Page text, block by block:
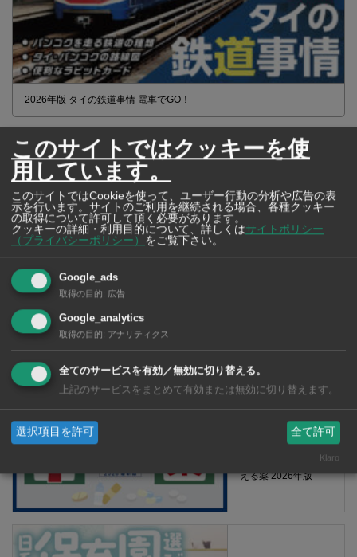
2026年版 タイの鉄道事情 電車でGO！
【タイ・バンコク】 マルシェトンロー内の「TOPS」で買える薬
【タイ・バンコ
ク】 コンビニ（セ
ブンイレブン）で買
える薬 2026年版
このサイトではクッキーを使
用しています。
このサイトではCookieを使って、ユーザー行動の分析や広告の表
示を行います。サイトのご利用を継続される場合、各種クッキー
の取得について許可して頂く必要があります。
クッキーの詳細・利用目的について、詳しくはサイトポリシー
（プライバシーポリシー）
をご覧下さい。
Google_ads
取得の目的: 広告
Google_analytics
取得の目的: アナリティクス
全てのサービスを有効／無効に切り替える。
上記のサービスをまとめて有効または無効に切り替えます。
選択項目を許可 全て許可
Klaro